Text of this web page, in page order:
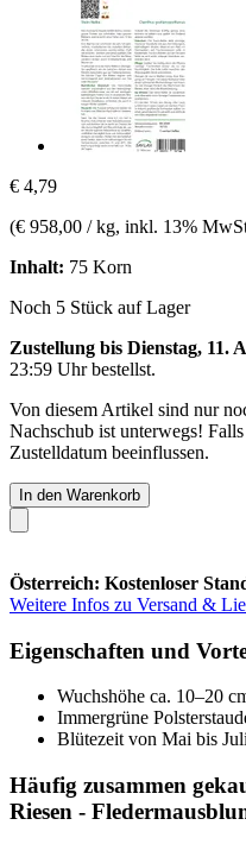
€ 4,79
(€ 958,00 / kg, inkl. 13%
Inhalt: 75 Korn
Noch 5 Stück auf Lager
Zustellung bis Dienstag, 11.
23:59 Uhrbestellst.
Von diesem Artikel sind nur
Nachschub ist unterwegs!
Zustelldatum beeinflussen.
In den Warenkorb
Österreich: Kostenloser
Weitere Infos zu Versand &
Eigenschaften und
Wuchshöhe ca. 10–20
Immergrüne
Blütezeit von Mai bis Juli
Häufig zusammen
Riesen -